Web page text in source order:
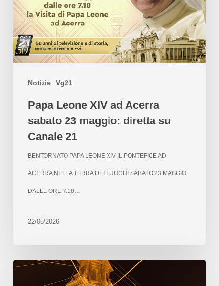
Notizie Vg21
Papa Leone XIV ad Acerra
sabato 23 maggio: diretta su
Canale 21
BENTORNATO PAPA LEONE XIV IL PONTEFICE AD
ACERRA NELLA TERRA DEI FUOCHI SABATO 23 MAGGIO
DALLE ORE 7.10…
22/05/2026